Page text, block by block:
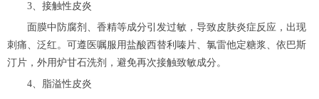
3、接触性皮炎
面膜中防腐剂、香精等成分引发过敏，导致皮肤炎症反应，出现
刺痛、泛红。可遵医嘱服用盐酸西替利嗪片、氯雷他定糖浆、依巴斯
汀片，外用炉甘石洗剂，避免再次接触致敏成分。
4、脂溢性皮炎